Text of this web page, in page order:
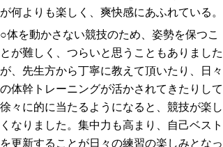
が何よりも楽しく、爽快感にあふれている。
○体を動かさない競技のため、姿勢を保つこ
とが難しく、つらいと思うこともありました
が、先生方から丁寧に教えて頂いたり、日々
の体幹トレーニングが活かされてきたりして
徐々に的に当たるようになると、競技が楽し
くなりました。集中力も高まり、自己ベスト
を更新することが日々の練習の楽しみとなっ